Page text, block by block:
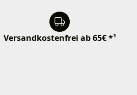
Versandkostenfrei ab 65€ *¹